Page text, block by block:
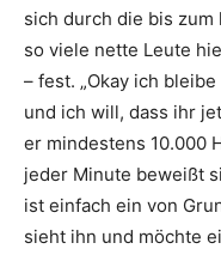
sich durch die bis zum
so viele nette Leute
– fest. „Okay ich
und ich will, dass ihr
er mindestens 10.000
jeder Minute beweißt
ist einfach ein von
sieht ihn und möchte